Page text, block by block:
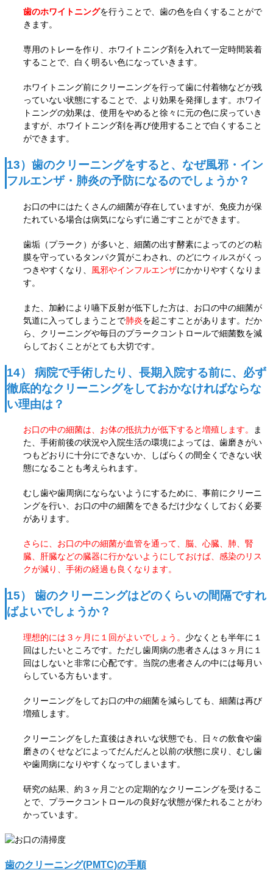
歯のホワイトニングを行うことで、歯の色を白くすることがで
きます。
専用のトレーを作り、ホワイトニング剤を入れて一定時間装着
することで、白く明るい色になっていきます。
ホワイトニング前にクリーニングを行って歯に付着物などが残
っていない状態にすることで、より効果を発揮します。ホワイ
トニングの効果は、使用をやめると徐々に元の色に戻っていき
ますが、ホワイトニング剤を再び使用することで白くすること
ができます。
13）歯のクリーニングをすると、なぜ風邪・イン
フルエンザ・肺炎の予防になるのでしょうか？
お口の中にはたくさんの細菌が存在していますが、免疫力が保
たれている場合は病気にならずに過ごすこと ができます。
歯垢（プラーク）が多いと、細菌の出す酵素によってのどの粘
膜を守っているタンパク質がこわされ、のどに ウィルスがくっ
つきやすくなり、 風邪やインフルエンザにかかりやすくなりま
す。
また、加齢により嚥下反射が低下した方は、お口の中の細菌が
気道に入ってしまうことで肺炎を起こすことがあります。だか
ら、クリーニングや毎日のプラークコントロールで細菌数を減
らしておくことがとても大切です。
14） 病院で手術したり、長期入院する前に、必ず
徹底的なクリーニングをしておかなければならな
い理由は？
お口の中の細菌は、お体の抵抗力が低下すると増殖します。
ま
た、手術前後の状況や入院生活の環境によっては、歯磨きがい
つもどおりに十分にできないか、しばらくの間全くできない状
態になることも考えられます。
むし歯や歯周病にならないようにするために、事前にクリーニ
ングを行い、お口の中の細菌をできるだけ少なくしておく必要
があります。
さらに、お口の中の細菌が血管を通って、脳、心臓、肺、腎
臓、肝臓などの臓器に行かないようにしておけば、感染のリス
クが減り、手術の経過も良くなります。
15） 歯のクリーニングはどのくらいの間隔ですれ
ばよいでしょうか？
理想的には３ヶ月に１回がよいでしょう。 少なくとも半年に１
回はしたいところです。ただし歯周病の患者さんは３ヶ月に１
回はしないと非常に心配です。当院の患者さんの中には毎月い
らしている方もいます。
クリーニングをしてお口の中の細菌を減らしても、細菌は再び
増殖します。
クリーニングをした直後はきれいな状態でも、日々の飲食や歯
磨きのくせなどによってだんだんと以前の状態に戻り、むし歯
や歯周病になりやすくなってしまいます。
研究の結果、約３ヶ月ごとの定期的なクリーニングを受けるこ
とで、プラークコントロールの良好な状態が保たれることがわ
かっています。
歯のクリーニング(PMTC)の手順